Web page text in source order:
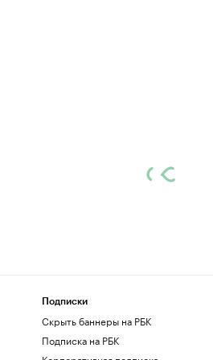
Подписки
Скрыть баннеры на РБК
Подписка на РБК